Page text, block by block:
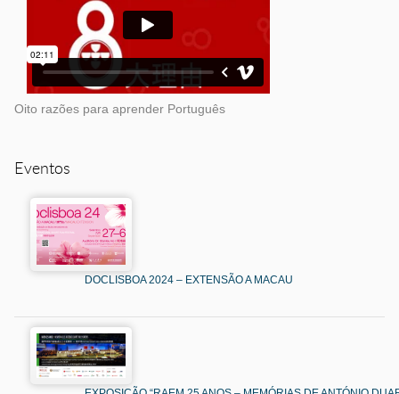
Oito razões para aprender Português
Eventos
DOCLISBOA 2024 – EXTENSÃO A MACAU